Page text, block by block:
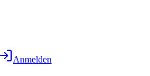
Anmelden